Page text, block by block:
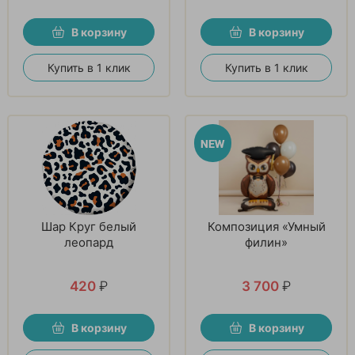
В корзину
Купить в 1 клик
В корзину
Купить в 1 клик
Шар Круг белый
леопард
420 ₽
В корзину
Композиция «Умный
филин»
3 700 ₽
В корзину